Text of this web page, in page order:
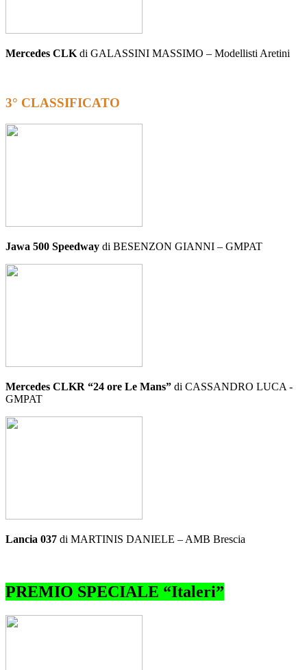
Mercedes CLK di GALASSINI MASSIMO – Modellisti Aretini
3° CLASSIFICATO
Jawa 500 Speedway di BESENZON GIANNI – GMPAT
Mercedes CLKR “24 ore Le Mans” di CASSANDRO LUCA -
GMPAT
Lancia 037 di MARTINIS DANIELE – AMB Brescia
PREMIO SPECIALE “Italeri”